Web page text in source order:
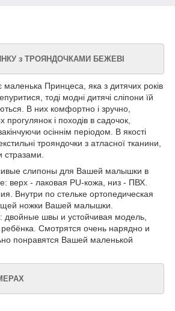
з ТРОЯНДОЧКАМИ БЕЖЕВІ
маленька Принцеса, яка з дитячих років
тоді модні дитячі сліпони їй
В них комфортно і зручно,
прогулянок і походів в садочок,
осіннім періодом. В якості
трояндочки з атласної тканини,
стразами.
слипоны для Вашей малышки в
верх - лаковая PU-кожа, низ - ПВХ.
Внутри по стельке ортопедическая
ножки Вашей малышки.
двойные швы и устойчивая модель,
Смотрятся очень нарядно и
понравятся Вашей маленькой